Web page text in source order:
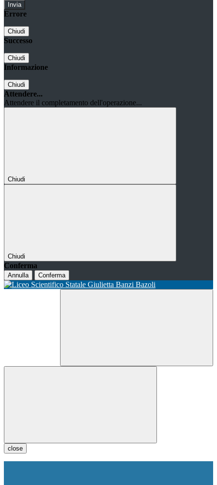
Errore
Chiudi
Successo
Chiudi
Informazione
Chiudi
Attendere...
Attendere il completamento dell'operazione...
Chiudi
Chiudi
Conferma
Annulla Conferma
close